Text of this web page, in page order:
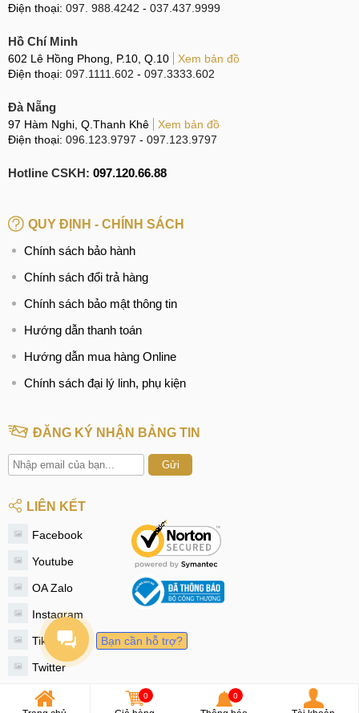
Điện thoại: 097. 988.4242 - 037.437.9999
Hồ Chí Minh
602 Lê Hồng Phong, P.10, Q.10
Xem bản đồ
Điện thoại: 097.1111.602 - 097.3333.602
Đà Nẵng
97 Hàm Nghi, Q.Thanh Khê
Xem bản đồ
Điện thoại: 096.123.9797 - 097.123.9797
Hotline CSKH: 097.120.66.88
QUY ĐỊNH - CHÍNH SÁCH
Chính sách bảo hành
Chính sách đổi trả hàng
Chính sách bảo mật thông tin
Hướng dẫn thanh toán
Hướng dẫn mua hàng Online
Chính sách đại lý linh, phụ kiện
ĐĂNG KÝ NHẬN BẢNG TIN
Gửi
LIÊN KẾT
Facebook
Youtube
OA Zalo
Instagram
Tiktok
Twitter
© 2020 - MobileCity
0 0
Bạn cần hỗ trợ?